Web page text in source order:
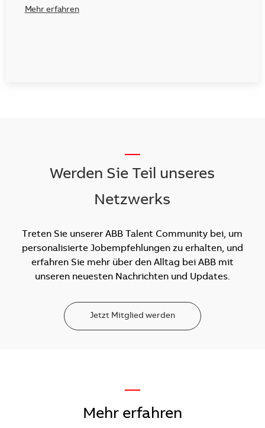
Mehr erfahren
Werden Sie Teil unseres
Netzwerks
Treten Sie unserer ABB Talent Community bei, um
personalisierte Jobempfehlungen zu erhalten, und
erfahren Sie mehr über den Alltag bei ABB mit
unseren neuesten Nachrichten und Updates.
Jetzt Mitglied werden
—
Mehr erfahren